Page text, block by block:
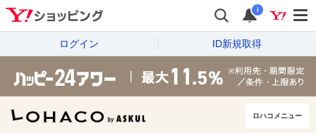
i
ログイン ID新規取得
ロハコメニュー